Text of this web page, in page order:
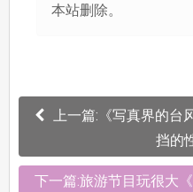
本站删除。
上一篇:《写真界的
挡的
下一篇:旅游节目玩很大